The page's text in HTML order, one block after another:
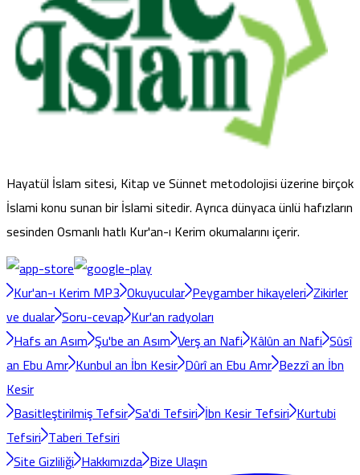
Hayatül İslam sitesi, Kitap ve Sünnet metodolojisi üzerine birçok
İslami konu sunan bir İslami sitedir. Ayrıca dünyaca ünlü hafızların
sesinden Osmanlı hatlı Kur'an-ı Kerim okumalarını içerir.
Kur'an-ı Kerim MP3 Okuyucular Peygamber hikayeleri Zikirler
ve dualar Soru-cevap Kur'an radyoları
Hafs an Asım Şu'be an Asım Verş an Nafi Kâlûn an Nafi Sûsî
an Ebu Amr Kunbul an İbn Kesir Dûrî an Ebu Amr Bezzî an İbn
Kesir
Basitleştirilmiş Tefsir Sa'di Tefsiri İbn Kesir Tefsiri Kurtubi
Tefsiri Taberi Tefsiri
Site Gizliliği Hakkımızda Bize Ulaşın